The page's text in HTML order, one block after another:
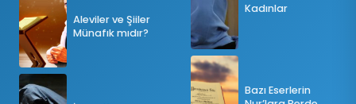
Aleviler ve Şiiler
Münafık mıdır?
Kadınlar
Bazı Eserlerin